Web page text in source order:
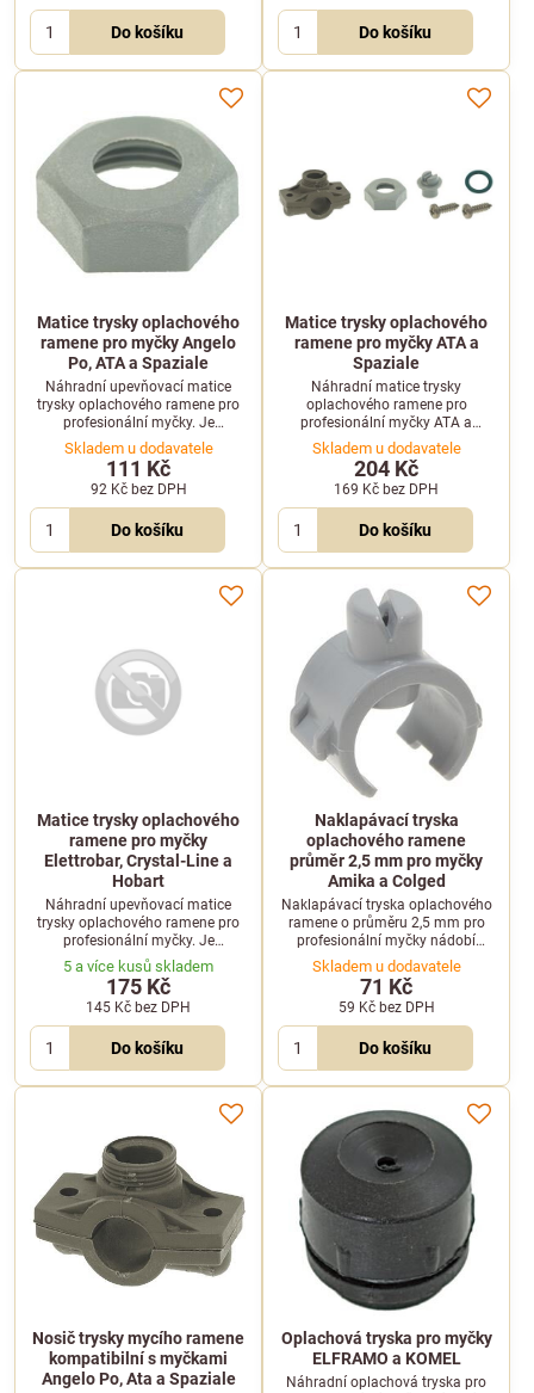
Do košíku Do košíku
Matice trysky oplachového
ramene pro myčky Angelo
Po, ATA a Spaziale
Náhradní upevňovací matice
trysky oplachového ramene pro
profesionální myčky. Je
kompatibilní se zařízeními
Angelo Po, ATA a Spaziale.
Skladem u dodavatele
111 Kč
92 Kč bez DPH
Do košíku
Matice trysky oplachového
ramene pro myčky ATA a
Spaziale
Náhradní matice trysky
oplachového ramene pro
profesionální myčky ATA a
Spaziale. Slouží ke spolehlivému
upevnění trysky v mycím
systému.
Skladem u dodavatele
204 Kč
169 Kč bez DPH
Do košíku
Matice trysky oplachového
ramene pro myčky
Elettrobar, Crystal-Line a
Hobart
Náhradní upevňovací matice
trysky oplachového ramene pro
profesionální myčky. Je
kompatibilní se zařízeními
značek Elettrobar, Crystal-Line a
Hobart.
5 a více kusů skladem
175 Kč
145 Kč bez DPH
Do košíku
Naklapávací tryska
oplachového ramene
průměr 2,5 mm pro myčky
Amika a Colged
Naklapávací tryska oplachového
ramene o průměru 2,5 mm pro
profesionální myčky nádobí
Amika, Apach, Colged a další
modely.
Skladem u dodavatele
71 Kč
59 Kč bez DPH
Do košíku
Nosič trysky mycího ramene
kompatibilní s myčkami
Angelo Po, Ata a Spaziale
Oplachová tryska pro myčky
ELFRAMO a KOMEL
Náhradní oplachová tryska pro